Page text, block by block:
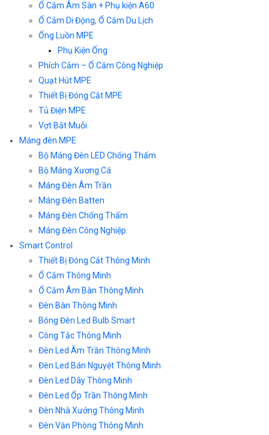
Ổ Cắm Âm Sàn + Phụ kiện A60
Ổ Cắm Di Động, Ổ Cắm Du Lịch
Ống Luồn MPE
Phụ Kiện Ống
Phích Cắm – Ổ Cắm Công Nghiệp
Quạt Hút MPE
Thiết Bị Đóng Cắt MPE
Tủ Điện MPE
Vợt Bắt Muỗi
Máng đèn MPE
Bộ Máng Đèn LED Chống Thấm
Bộ Máng Xương Cá
Máng Đèn Âm Trần
Máng Đèn Batten
Máng Đèn Chống Thấm
Máng Đèn Công Nghiệp
Smart Control
Thiết Bị Đóng Cắt Thông Minh
Ổ Cắm Thông Minh
Ổ Cắm Âm Bàn Thông Minh
Đèn Bàn Thông Minh
Bóng Đèn Led Bulb Smart
Công Tắc Thông Minh
Đèn Led Âm Trần Thông Minh
Đèn Led Bán Nguyệt Thông Minh
Đèn Led Dây Thông Minh
Đèn Led Ốp Trần Thông Minh
Đèn Nhà Xưởng Thông Minh
Đèn Văn Phòng Thông Minh